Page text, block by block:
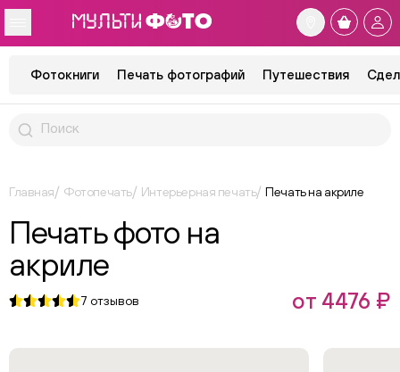
Фотокниги Печать фотографий Путешествия
Главная Фотопечать Интерьерная печать Печать на акриле
Печать фото на
акриле
7 отзывов от 4476 ₽